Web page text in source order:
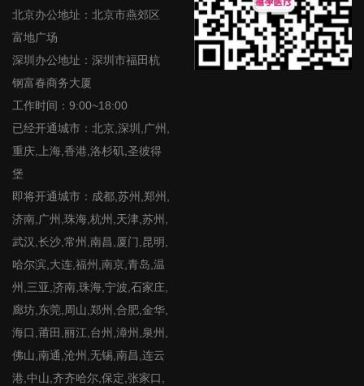
北京办公地址：北京市燕郊区
富地广场
深圳办公地址：深圳市福田杭
钢富春商务大厦
工作时间：9:00~18:00
已经开通城市：北京,深圳,广州,
重庆,上海,香港,洛杉矶,圣彼得
堡
即将开通城市：成都,苏州,郑州,
济南,广州,珠海,杭州,天津,苏州,
武汉,长沙,常州,南昌,厦门,昆明,
哈尔滨,大连,福州,南京,青岛,温
州,三亚,济南,珠海,宁波,石家庄,
廊坊,东莞,周山,郑州,合肥,金华,
海口,莆田,丽江,台州,漳州,泉州,
佛山,南通,沧州,无锡,南昌,连云
港,中山,齐齐哈尔,保定,张家口,